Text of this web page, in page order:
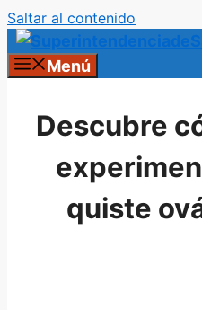
Saltar al contenido
Menú
Descubre
quiste